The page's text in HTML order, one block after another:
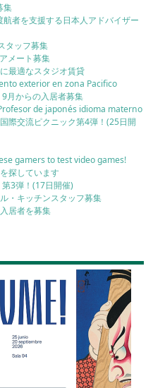
集
者を支援する日本人アドバイザー
タッフ募集
メート募集
最適なスタジオ賃貸
exterior en zona Pacifico
月からの入居者募集
de japonés idioma materno
際交流ピクニック第4弾！(25日開
gamers to test video games!
探しています
3弾！(17日開催)
・キッチンスタッフ募集
居者を募集